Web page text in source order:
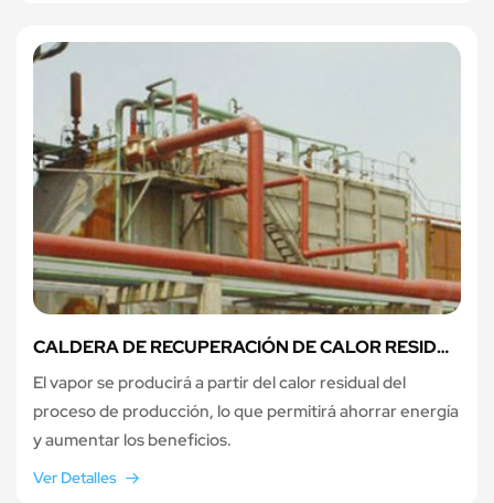
CALDERA DE RECUPERACIÓN DE CALOR RESIDUAL
El vapor se producirá a partir del calor residual del
proceso de producción, lo que permitirá ahorrar energía
y aumentar los beneficios.
Ver Detalles